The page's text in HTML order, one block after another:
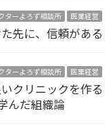
ターよろず相談所 医業経営
先に、信頼がある
ターよろず相談所 医業経営
クリニックを作る
んだ組織論